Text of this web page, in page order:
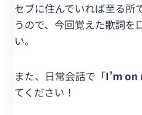
セブに住んでいれば至る所
うので、今回覚えた歌詞を
い。
また、日常会話で「I’m
てください！